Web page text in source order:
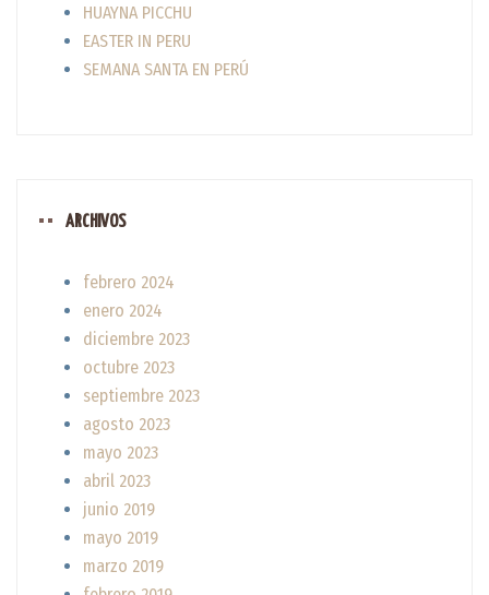
HUAYNA PICCHU
EASTER IN PERU
SEMANA SANTA EN PERÚ
ARCHIVOS
febrero 2024
enero 2024
diciembre 2023
octubre 2023
septiembre 2023
agosto 2023
mayo 2023
abril 2023
junio 2019
mayo 2019
marzo 2019